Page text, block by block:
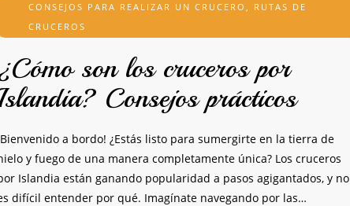
CONSEJOS PARA REALIZAR UN CRUCERO , RUTAS DE
CRUCEROS
son los cruceros por
Consejos prácticos
a bordo! ¿Estás listo para sumergirte en la tierra de
y fuego de una manera completamente única? Los cruceros
Islandia están ganando popularidad a pasos agigantados, y no
difícil entender por qué. Imagínate navegando por las…